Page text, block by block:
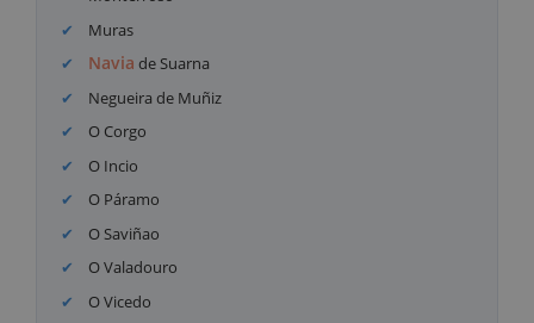
Muras
Navia de Suarna
Negueira de Muñiz
O Corgo
O Incio
O Páramo
O Saviñao
O Valadouro
O Vicedo